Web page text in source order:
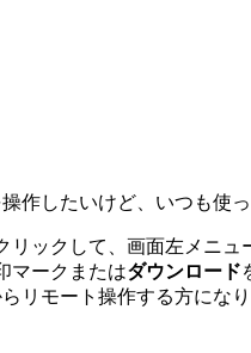
作したいけど、いつも使
リックして、画面左メニュ
マーク またはダウンロード
らリモート操作する方にな